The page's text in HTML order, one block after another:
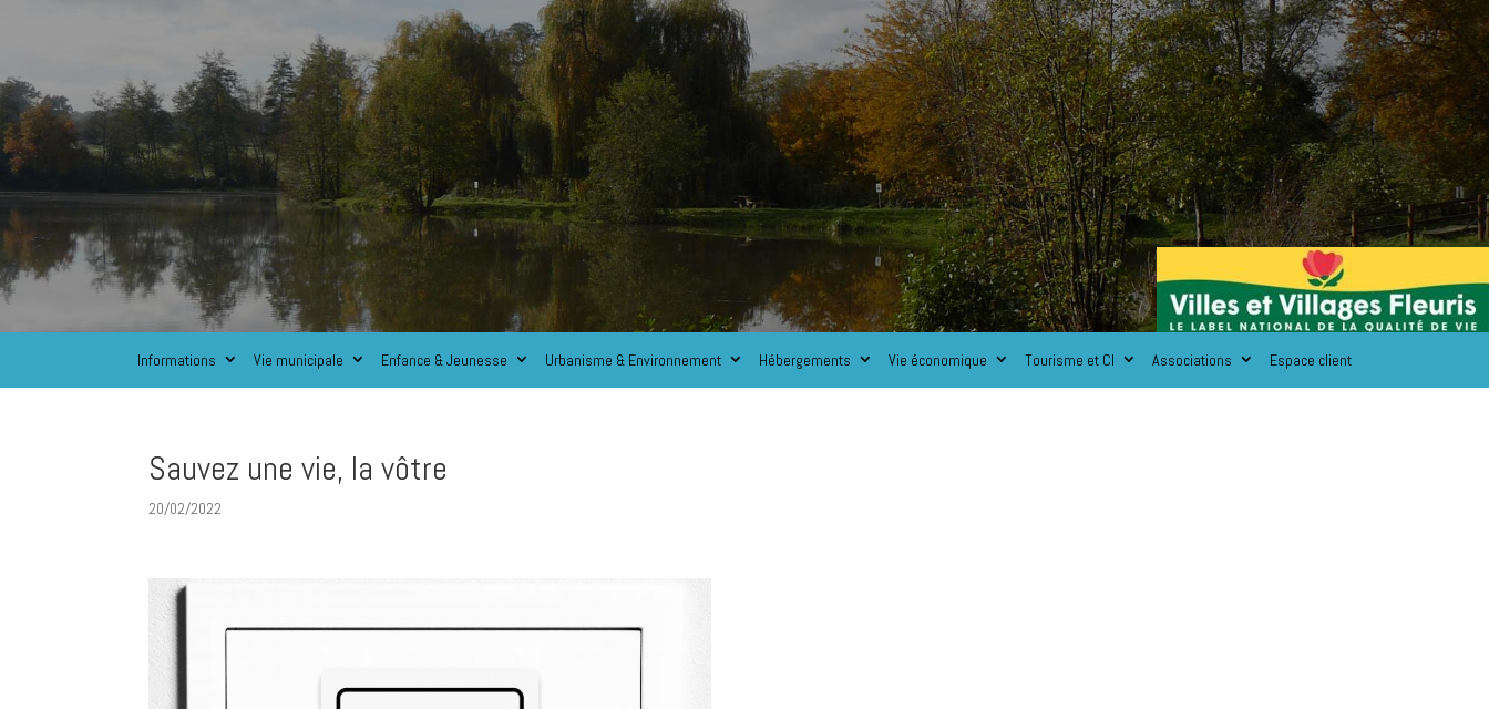
Informations Vie municipale Enfance & Jeunesse Urbanisme & Environnement Hébergements Vie économique Tourisme et CI Associations Espace client
Sauvez une vie, la vôtre
20/02/2022